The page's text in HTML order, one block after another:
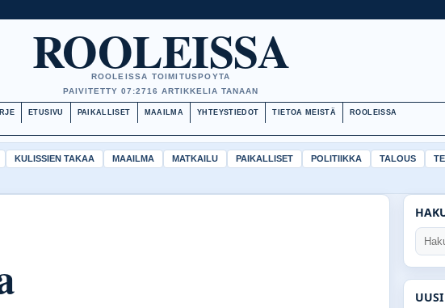
ROOLEISSA
ROOLEISSA TOIMITUSPOYTA
PAIVITETTY 07:2716 ARTIKKELIA TANAAN
ETUSIVU PAIKALLISET MAAILMA YHTEYSTIEDOT TIETOA MEISTÄ ROOLEISSA
KULISSIEN TAKAA MAAILMA MATKAILU PAIKALLISET POLITIIKKA TALOUS